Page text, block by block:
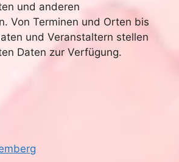
und anderen
Von Terminen und Orten bis
und Veranstaltern stellen
Daten zur Verfügung.